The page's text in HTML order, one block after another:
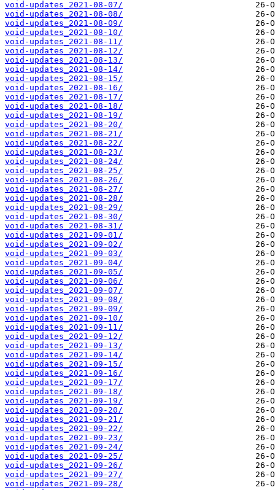
void-updates_2021-08-07/
void-updates_2021-08-08/
void-updates_2021-08-09/
void-updates_2021-08-10/
void-updates_2021-08-11/
void-updates_2021-08-12/
void-updates_2021-08-13/
void-updates_2021-08-14/
void-updates_2021-08-15/
void-updates_2021-08-16/
void-updates_2021-08-17/
void-updates_2021-08-18/
void-updates_2021-08-19/
void-updates_2021-08-20/
void-updates_2021-08-21/
void-updates_2021-08-22/
void-updates_2021-08-23/
void-updates_2021-08-24/
void-updates_2021-08-25/
void-updates_2021-08-26/
void-updates_2021-08-27/
void-updates_2021-08-28/
void-updates_2021-08-29/
void-updates_2021-08-30/
void-updates_2021-08-31/
void-updates_2021-09-01/
void-updates_2021-09-02/
void-updates_2021-09-03/
void-updates_2021-09-04/
void-updates_2021-09-05/
void-updates_2021-09-06/
void-updates_2021-09-07/
void-updates_2021-09-08/
void-updates_2021-09-09/
void-updates_2021-09-10/
void-updates_2021-09-11/
void-updates_2021-09-12/
void-updates_2021-09-13/
void-updates_2021-09-14/
void-updates_2021-09-15/
void-updates_2021-09-16/
void-updates_2021-09-17/
void-updates_2021-09-18/
void-updates_2021-09-19/
void-updates_2021-09-20/
void-updates_2021-09-21/
void-updates_2021-09-22/
void-updates_2021-09-23/
void-updates_2021-09-24/
void-updates_2021-09-25/
void-updates_2021-09-26/
void-updates_2021-09-27/
void-updates_2021-09-28/